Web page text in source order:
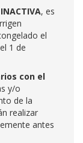
INACTIVA, es
el
1 de
con el
y/o
de la
realizar
antes